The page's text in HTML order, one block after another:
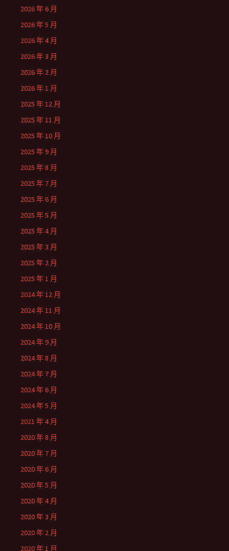
2026 年 6 月
2026 年 5 月
2026 年 4 月
2026 年 3 月
2026 年 2 月
2026 年 1 月
2025 年 12 月
2025 年 11 月
2025 年 10 月
2025 年 9 月
2025 年 8 月
2025 年 7 月
2025 年 6 月
2025 年 5 月
2025 年 4 月
2025 年 3 月
2025 年 2 月
2025 年 1 月
2024 年 12 月
2024 年 11 月
2024 年 10 月
2024 年 9 月
2024 年 8 月
2024 年 7 月
2024 年 6 月
2024 年 5 月
2021 年 4 月
2020 年 8 月
2020 年 7 月
2020 年 6 月
2020 年 5 月
2020 年 4 月
2020 年 3 月
2020 年 2 月
2020 年 1 月